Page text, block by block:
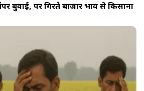
बुवाई, पर गिरते बाजार भाव से किसानों